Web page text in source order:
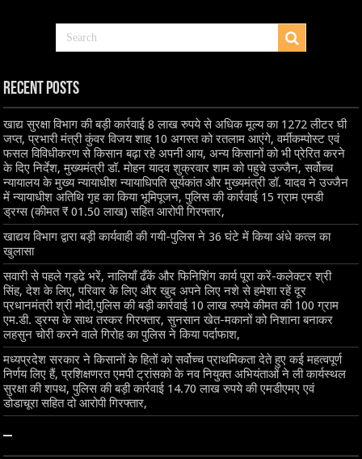
Recent Posts
खाद्य सुरक्षा विभाग की बड़ी कार्रवाई 8 लाख रुपये से अधिक मूल्य का 1272 लीटर घी
जप्त, प्रभारी मंत्री कुंवर विजय शाह 10 अगस्त को रतलाम आएंगे, वर्मीकम्पोस्ट एवं
फसल विविधीकरण से किसान बढ़ा रहे अपनी आय, अन्य किसानों को भी प्रेरित करने
के दिए निर्देश, मुख्यमंत्री डॉ. मोहन यादव शुक्रवार शाम को पहुचे उज्जैन, सर्वोच्च
न्यायालय के मुख्‍य न्‍यायाधीश न्यायाधिपति सूर्यकांत और मुख्यमंत्री डॉ. यादव ने उज्जैन
में न्यायाधीश अतिथि गृह का किया भूमिपूजन, पुलिस की कार्रवाई 15 ग्राम एमडी
ड्रग्स (कीमत ₹ 01.50 लाख) सहित आरोपी गिरफ्तार,
खाद्यय विभाग द्वारा बड़ी कार्यवाही की गयी-पुलिस ने 36 घंटे में किया अंधे कत्ल का
खुलासा
सवारी से पहले गड्ढे भरें, नालियाँ ढँकें और फिनिशिंग कार्य पूरा करें-कलेक्टर श्री
सिंह, देश के लिए, परिवार के लिए और खुद अपने लिए नशे से हमेशा रहें दूर
प्रधानमंत्री श्री मोदी,पुलिस की बड़ी कार्रवाई 10 लाख रुपये कीमत की 100 ग्राम
एम.डी. ड्रग्स के साथ तस्कर गिरफ्तार, सुनसान खेत-मकानों को निशाना बनाकर
लहसुन चोरी करने वाले गिरोह का पुलिस ने किया पर्दाफाश,
मध्यप्रदेश सरकार ने किसानों के हितों को सर्वोच्च प्राथमिकता देते हुए कई महत्वपूर्ण
निर्णय लिए हैं, प्रशिक्षणरत एमपी ट्रांसको के नव नियुक्त अभियंताओं ने ली कार्यस्थल
सुरक्षा की शपथ, पुलिस की बड़ी कार्रवाई 14.70 लाख रुपये की एमडीएमए एवं
डोडाचूरा सहित दो आरोपी गिरफ्तार,
–